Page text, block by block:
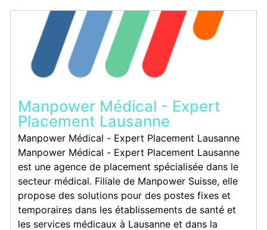
Manpower Médical - Expert
Placement Lausanne
Manpower Médical - Expert Placement Lausanne
Manpower Médical - Expert Placement Lausanne
est une agence de placement spécialisée dans le
secteur médical. Filiale de Manpower Suisse, elle
propose des solutions pour des postes fixes et
temporaires dans les établissements de santé et
les services médicaux à Lausanne et dans la